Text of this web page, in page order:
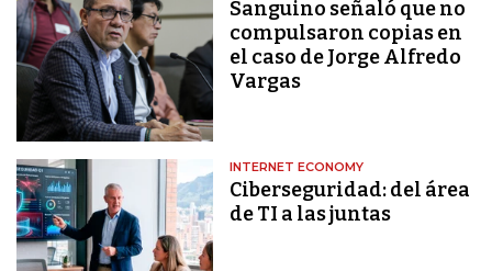
Sanguino señaló que no
compulsaron copias en
el caso de Jorge Alfredo
Vargas
INTERNET ECONOMY
Ciberseguridad: del área
de TI a las juntas